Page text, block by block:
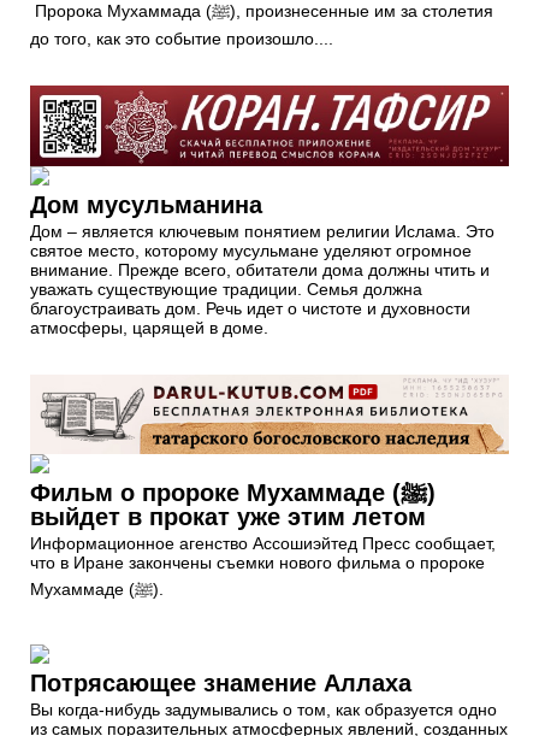
Пророка Мухаммада (ﷺ), произнесенные им за столетия
до того, как это событие произошло....
Дом мусульманина
Дом – является ключевым понятием религии Ислама. Это
святое место, которому мусульмане уделяют огромное
внимание. Прежде всего, обитатели дома должны чтить и
уважать существующие традиции. Семья должна
благоустраивать дом. Речь идет о чистоте и духовности
атмосферы, царящей в доме.
Фильм о пророке Мухаммаде (ﷺ)
выйдет в прокат уже этим летом
Информационное агенство Ассошиэйтед Пресс сообщает,
что в Иране закончены съемки нового фильма о пророке
Мухаммаде (ﷺ).
Потрясающее знамение Аллаха
Вы когда-нибудь задумывались о том, как образуется одно
из самых поразительных атмосферных явлений, созданных